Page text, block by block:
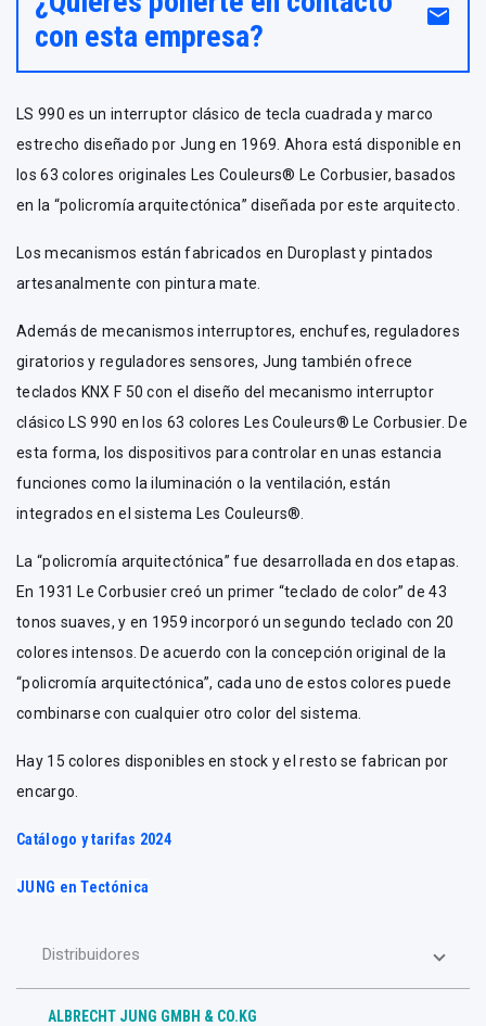
con esta empresa?
email
LS 990 es un interruptor clásico de tecla cuadrada y marco
estrecho diseñado por Jung en 1969. Ahora está disponible en
los 63 colores originales Les Couleurs® Le Corbusier, basados
en la “policromía arquitectónica” diseñada por este arquitecto.
Los mecanismos están fabricados en Duroplast y pintados
artesanalmente con pintura mate.
Además de mecanismos interruptores, enchufes, reguladores
giratorios y reguladores sensores, Jung también ofrece
teclados KNX F 50 con el diseño del mecanismo interruptor
clásico LS 990 en los 63 colores Les Couleurs® Le Corbusier. De
esta forma, los dispositivos para controlar en unas estancia
funciones como la iluminación o la ventilación, están
integrados en el sistema Les Couleurs®.
La “policromía arquitectónica” fue desarrollada en dos etapas.
En 1931 Le Corbusier creó un primer “teclado de color” de 43
tonos suaves, y en 1959 incorporó un segundo teclado con 20
colores intensos. De acuerdo con la concepción original de la
“policromía arquitectónica”, cada uno de estos colores puede
combinarse con cualquier otro color del sistema.
Hay 15 colores disponibles en stock y el resto se fabrican por
encargo.
Catálogo y tarifas 2024
JUNG en Tectónica
Distribuidores
ALBRECHT JUNG GMBH & CO.KG